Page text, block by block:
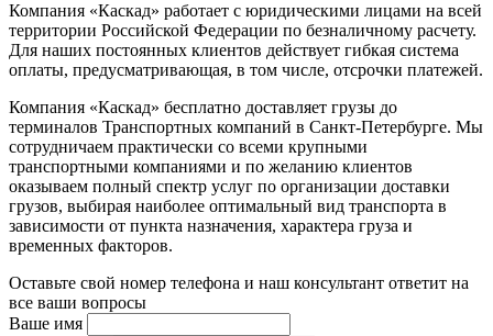
Компания «Каскад» работает с юридическими лицами на всей
территории Российской Федерации по безналичному расчету.
Для наших постоянных клиентов действует гибкая система
оплаты, предусматривающая, в том числе, отсрочки платежей.
Компания «Каскад» бесплатно доставляет грузы до
терминалов Транспортных компаний в Санкт-Петербурге. Мы
сотрудничаем практически со всеми крупными
транспортными компаниями и по желанию клиентов
оказываем полный спектр услуг по организации доставки
грузов, выбирая наиболее оптимальный вид транспорта в
зависимости от пункта назначения, характера груза и
временных факторов.
Оставьте свой номер телефона и наш консультант ответит на
все ваши вопросы
Ваше имя